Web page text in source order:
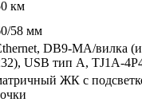
км
58 мм
DB9-MА/вилка
USB тип А, TJ1A-
ЖК с